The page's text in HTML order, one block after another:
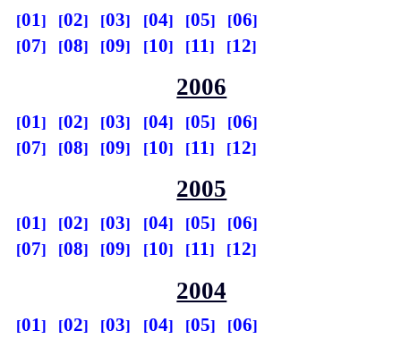
01 02 03 04 05
06
07
08 09 10 11 12
2006
01 02 03 04 05
06
07
08 09 10 11 12
2005
01 02 03 04 05
06
07
08 09 10 11 12
2004
01 02 03 04 05
06